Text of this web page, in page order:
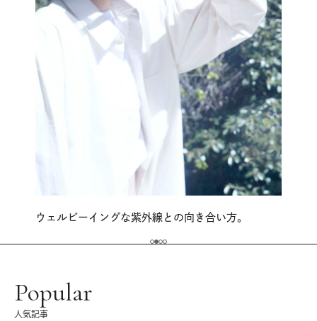
ウェルビーイングな紫外線との向き合い方。
Popular
人気記事